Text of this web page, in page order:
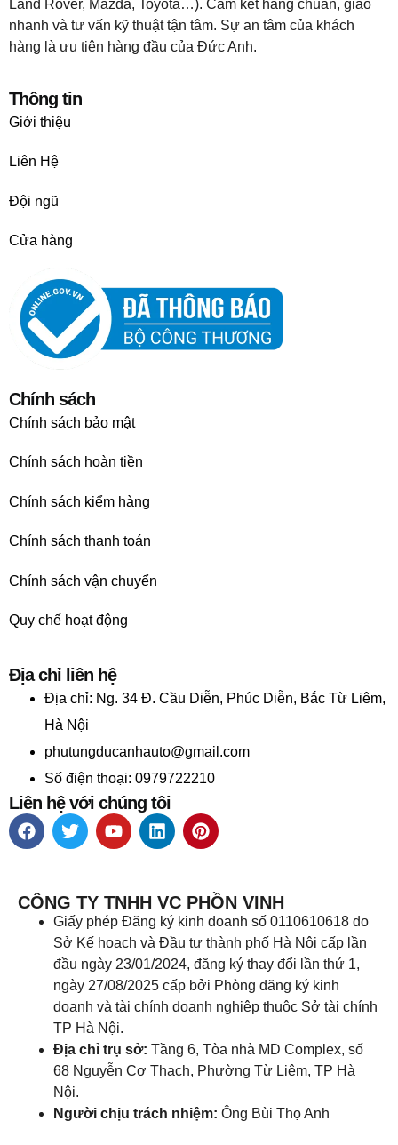
Land Rover, Mazda, Toyota…). Cam kết hàng chuẩn, giao
nhanh và tư vấn kỹ thuật tận tâm. Sự an tâm của khách
hàng là ưu tiên hàng đầu của Đức Anh.
Thông tin
Giới thiệu
Liên Hệ
Đội ngũ
Cửa hàng
Chính sách
Chính sách bảo mật
Chính sách hoàn tiền
Chính sách kiểm hàng
Chính sách thanh toán
Chính sách vận chuyển
Quy chế hoạt động
Địa chỉ liên hệ
Địa chỉ: Ng. 34 Đ. Cầu Diễn, Phúc Diễn, Bắc Từ Liêm,
Hà Nội
phutungducanhauto@gmail.com
Số điện thoại: 0979722210
Liên hệ với chúng tôi
CÔNG TY TNHH VC PHỒN VINH
Giấy phép Đăng ký kinh doanh số 0110610618 do
Sở Kế hoạch và Đầu tư thành phố Hà Nội cấp lần
đầu ngày 23/01/2024, đăng ký thay đổi lần thứ 1,
ngày 27/08/2025 cấp bởi Phòng đăng ký kinh
doanh và tài chính doanh nghiệp thuộc Sở tài chính
TP Hà Nội.
Địa chỉ trụ sở: Tầng 6, Tòa nhà MD Complex, số
68 Nguyễn Cơ Thạch, Phường Từ Liêm, TP Hà
Nội.
Người chịu trách nhiệm: Ông Bùi Thọ Anh